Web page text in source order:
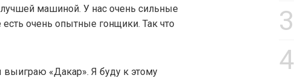
машиной. У нас очень сильные
очень опытные гонщики. Так что
«Дакар». Я буду к этому
3
4